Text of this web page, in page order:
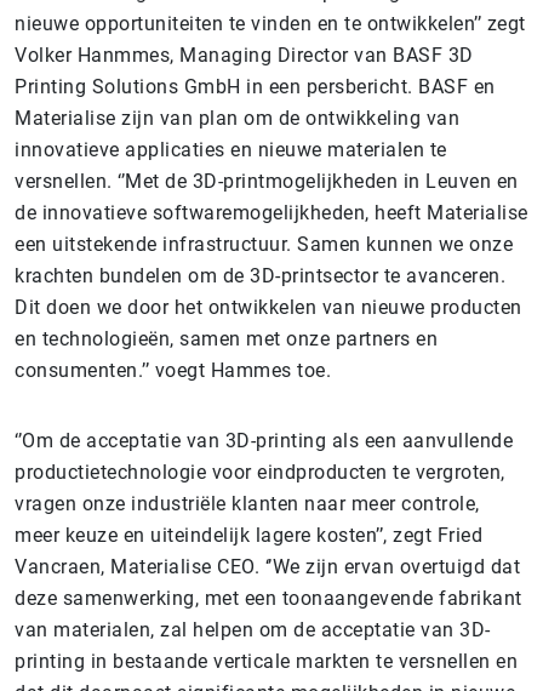
nieuwe opportuniteiten te vinden en te ontwikkelen’’ zegt
Volker Hanmmes, Managing Director van BASF 3D
Printing Solutions GmbH in een persbericht. BASF en
Materialise zijn van plan om de ontwikkeling van
innovatieve applicaties en nieuwe materialen te
versnellen. ‘’Met de 3D-printmogelijkheden in Leuven en
de innovatieve softwaremogelijkheden, heeft Materialise
een uitstekende infrastructuur. Samen kunnen we onze
krachten bundelen om de 3D-printsector te avanceren.
Dit doen we door het ontwikkelen van nieuwe producten
en technologieën, samen met onze partners en
consumenten.’’ voegt Hammes toe.
‘’Om de acceptatie van 3D-printing als een aanvullende
productietechnologie voor eindproducten te vergroten,
vragen onze industriële klanten naar meer controle,
meer keuze en uiteindelijk lagere kosten’’, zegt Fried
Vancraen, Materialise CEO. ‘’We zijn ervan overtuigd dat
deze samenwerking, met een toonaangevende fabrikant
van materialen, zal helpen om de acceptatie van 3D-
printing in bestaande verticale markten te versnellen en